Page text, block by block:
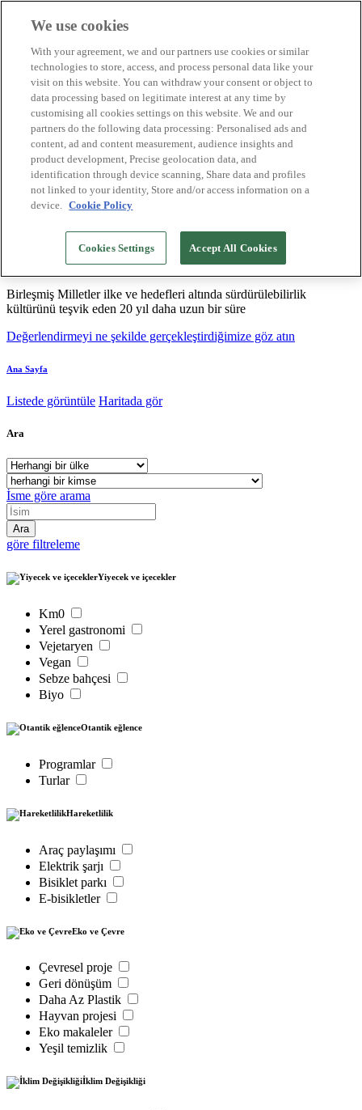
Biosphere Şirketlerini
Değerlendirmeyi nasıl yapıyoruz
Biz kimiz
TR
English
Español
Português
Français
Català
Deutsch
Sürdürülebilir modeller oluşturuyor ve iyi
uygulamaları tasdikliyoruz
Birleşmiş Milletler ilke ve hedefleri altında sürdürülebilirlik
kültürünü teşvik eden 20 yıl daha uzun bir süre
Değerlendirmeyi ne şekilde gerçekleştirdiğimize göz atın
Ana Sayfa
Listede görüntüle Haritada gör
Ara
İsme göre arama
göre filtreleme
Yiyecek ve içecekler
Km0
Yerel gastronomi
Vejetaryen
Vegan
Sebze bahçesi
Biyo
Otantik eğlence
Programlar
Turlar
Hareketlilik
Araç paylaşımı
Elektrik şarjı
Bisiklet parkı
E-bisikletler
Eko ve Çevre
Çevresel proje
Geri dönüşüm
Daha Az Plastik
Hayvan projesi
Eko makaleler
Yeşil temizlik
İklim Değişikliği
We use cookies
With your agreement, we and our partners use cookies or similar
technologies to store, access, and process personal data like your
visit on this website. You can withdraw your consent or object to
data processing based on legitimate interest at any time by
customising all cookies settings on this website. We and our
partners do the following data processing: Personalised ads and
content, ad and content measurement, audience insights and
product development, Precise geolocation data, and
identification through device scanning, Share data and profiles
not linked to your identity, Store and/or access information on a
device. Cookie Policy
Cookies Settings Accept All Cookies